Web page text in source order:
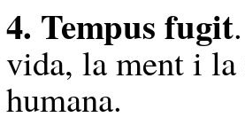
4. Tempus fugit
vida, la ment i la
humana.